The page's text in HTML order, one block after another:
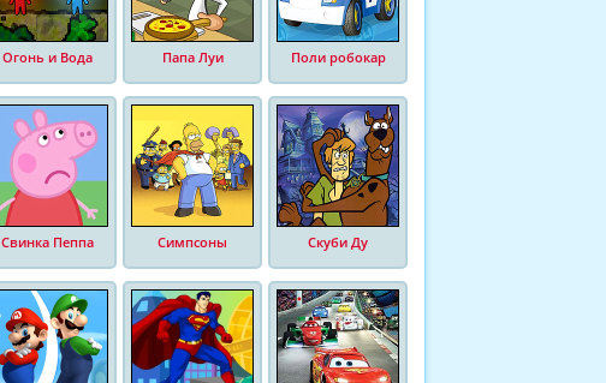
Огонь и Вода Папа Луи Поли робокар
Свинка Пеппа Симпсоны Скуби Ду